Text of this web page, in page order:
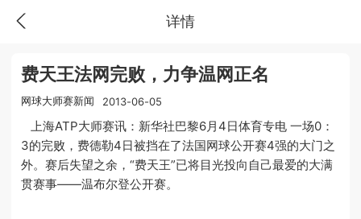
详情
费天王法网完败，力争温网正名
网球大师赛新闻 2013-06-05
上海ATP大师赛讯：新华社巴黎6月4日体育专电 一场0：
3的完败，费德勒4日被挡在了法国网球公开赛4强的大门之
外。赛后失望之余，“费天王”已将目光投向自己最爱的大满
贯赛事——温布尔登公开赛。